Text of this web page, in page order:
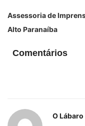
Assessoria de
Alto Paranaíba
Comentários
O Lábaro